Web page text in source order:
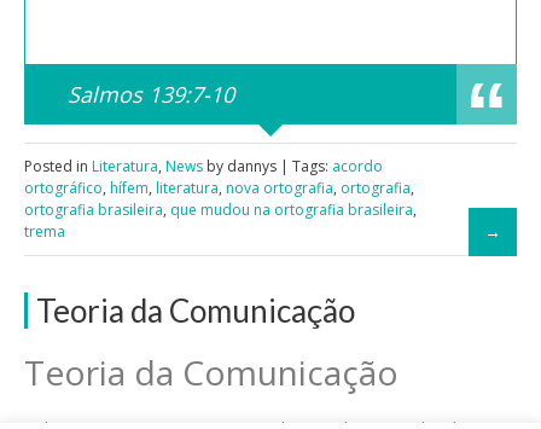
Salmos 139:7-10
Posted in Literatura, News by dannys | Tags: acordo
ortográfico, hífem, literatura, nova ortografia, ortografia,
ortografia brasileira, que mudou na ortografia brasileira,
trema
Teoria da Comunicação
Teoria da Comunicação